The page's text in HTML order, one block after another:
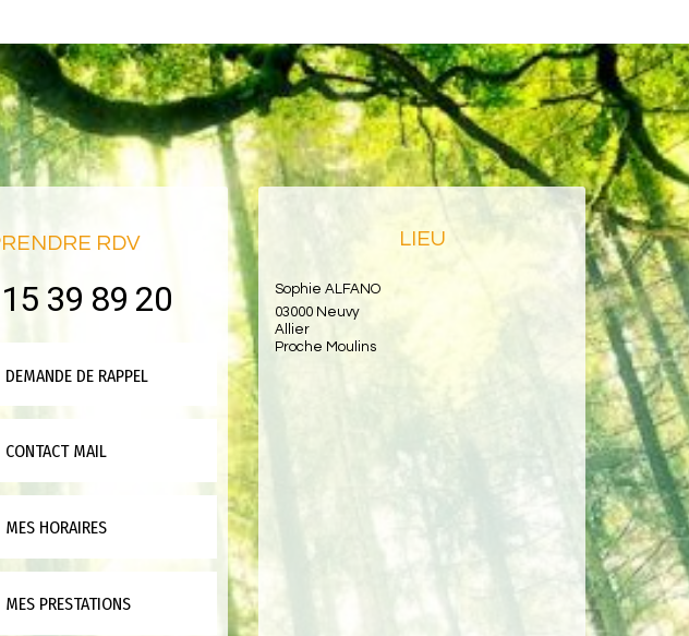
RDV
39 89 20
DEMANDE DE RAPPEL
CONTACT MAIL
MES HORAIRES
MES PRESTATIONS
LIEU
Sophie ALFANO
03000 Neuvy
Allier
Proche Moulins